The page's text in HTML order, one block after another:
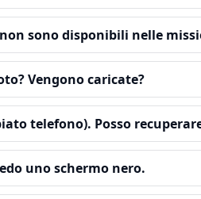
sono disponibili nelle
Vengono caricate?
telefono). Posso
uno schermo nero.